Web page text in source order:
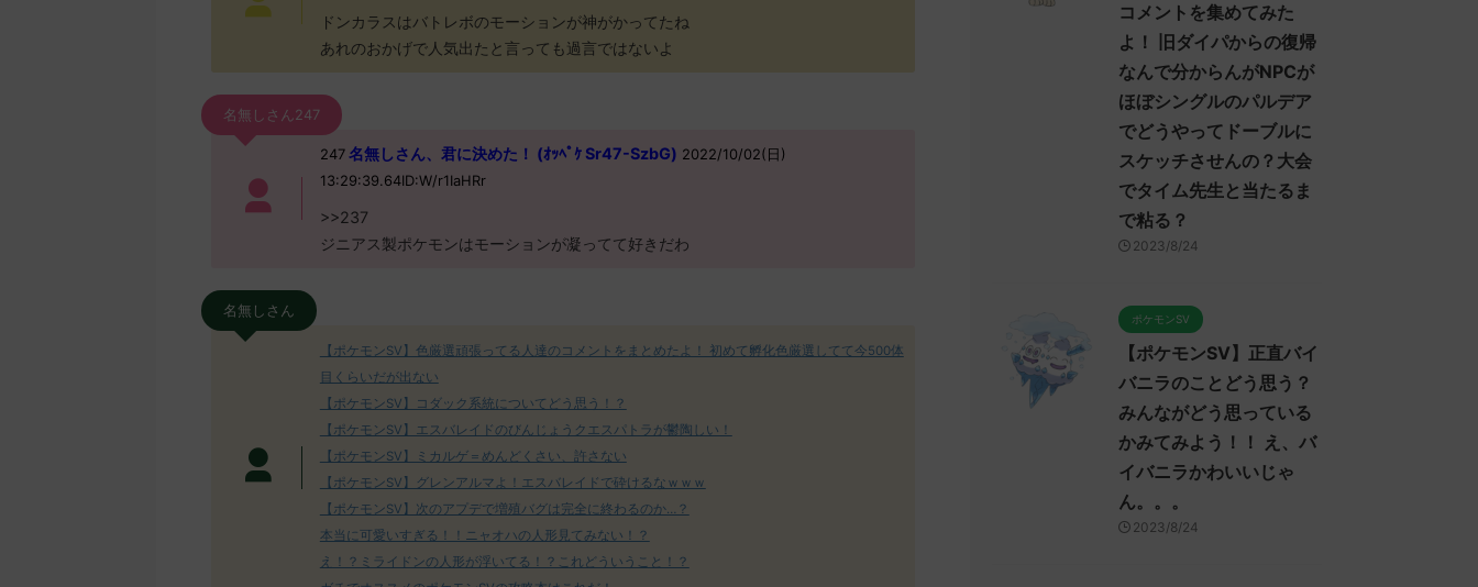
ドンカラスはバトレボのモーションが神がかってたね
あれのおかげで人気出たと言っても過言ではないよ
名無しさん247
247名無しさん、君に決めた！ (ｵｯﾍﾟｹ Sr47-SzbG) 2022/10/02(日)
13:29:39.64ID:W/r1IaHRr
>>237
ジニアス製ポケモンはモーションが凝ってて好きだわ
名無しさん
【ポケモンSV】色厳選頑張ってる人達のコメントをまとめたよ！ 初めて孵化色厳選してて今500体
目くらいだが出ない
【ポケモンSV】コダック系統についてどう思う！？
【ポケモンSV】エスバレイドのびんじょうクエスパトラが鬱陶しい！
【ポケモンSV】ミカルゲ＝めんどくさい、許さない
【ポケモンSV】グレンアルマよ！エスバレイドで砕けるなｗｗｗ
【ポケモンSV】次のアプデで増殖バグは完全に終わるのか…？
本当に可愛いすぎる！！ニャオハの人形見てみない！？
え！？ミライドンの人形が浮いてる！？これどういうこと！？
コメントを集めてみた
よ！ 旧ダイパからの復帰
なんで分からんがNPCが
ほぼシングルのパルデア
でどうやってドーブルに
スケッチさせんの？大会
でタイム先生と当たるま
で粘る？
2023/8/24
ポケモンSV
【ポケモンSV】正直バイ
バニラのことどう思う？
みんながどう思っている
かみてみよう！！ え、バ
イバニラかわいいじゃ
ん。。。
2023/8/24